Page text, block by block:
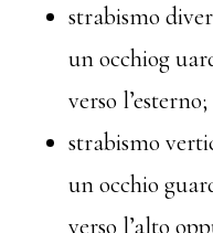
strabismo
un occhiog
verso l’esterno;
strabismo
un occhio
verso l’alto